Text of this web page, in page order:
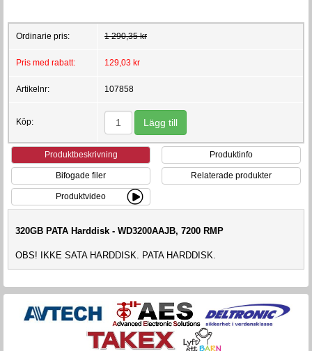
Ordinarie pris: 1 290,35 kr
Pris med rabatt: 129,03 kr
Artikelnr: 107858
Köp:
Produktbeskrivning Produktinfo
Bifogade filer Relaterade produkter
Produktvideo
320GB PATA Harddisk - WD3200AAJB, 7200 RMP
OBS! IKKE SATA HARDDISK. PATA HARDDISK.